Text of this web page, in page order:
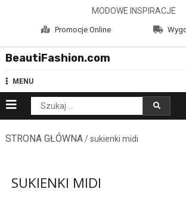
MODOWE INSPIRACJE
Promocje Online
BeautiFashion.com
MENU
Szukaj:
STRONA GŁÓWNA/ sukienki midi
SUKIENKI MIDI